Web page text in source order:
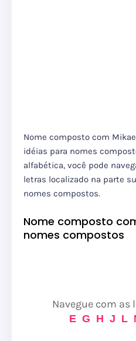
Nome composto com
idéias para nomes
alfabética, você pode
letras localizado na parte
nomes compostos.
Nome composto
nomes compostos
Navegue com as
E G H J L